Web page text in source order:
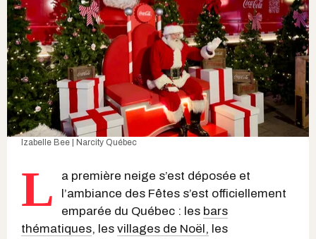
Izabelle Bee | Narcity Québec
L
a première neige s’est déposée et
l’ambiance des Fêtes s’est officiellement
emparée du Québec : les bars
thématiques, les villages de Noël, les